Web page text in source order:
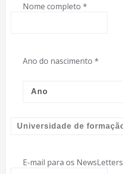
Nome completo *
Ano do nascimento *
E-mail para os NewsLetters